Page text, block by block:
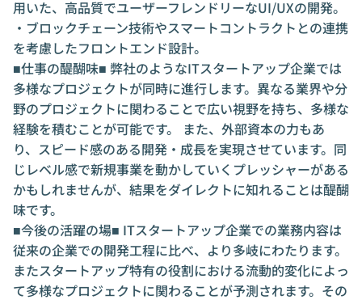
用いた、高品質でユーザーフレンドリーなUI/UXの開発。
・ブロックチェーン技術やスマートコントラクトとの連携
を考慮したフロントエンド設計。
■仕事の醍醐味■ 弊社のようなITスタートアップ企業では
多様なプロジェクトが同時に進行します。異なる業界や分
野のプロジェクトに関わることで広い視野を持ち、多様な
経験を積むことが可能です。 また、外部資本の力もあ
り、スピード感のある開発・成長を実現させています。同
じレベル感で新規事業を動かしていくプレッシャーがある
かもしれませんが、結果をダイレクトに知れることは醍醐
味です。
■今後の活躍の場■ ITスタートアップ企業での業務内容は
従来の企業での開発工程に比べ、より多岐にわたります。
またスタートアップ特有の役割における流動的変化によっ
て多様なプロジェクトに関わることが予測されます。その